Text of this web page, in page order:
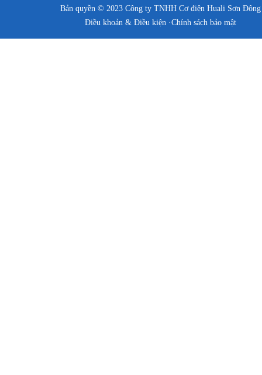
Bản quyền © 2023 Công ty TNHH Cơ điện Huali Sơn Đông
Điều khoản & Điều kiện ·Chính sách bảo mật